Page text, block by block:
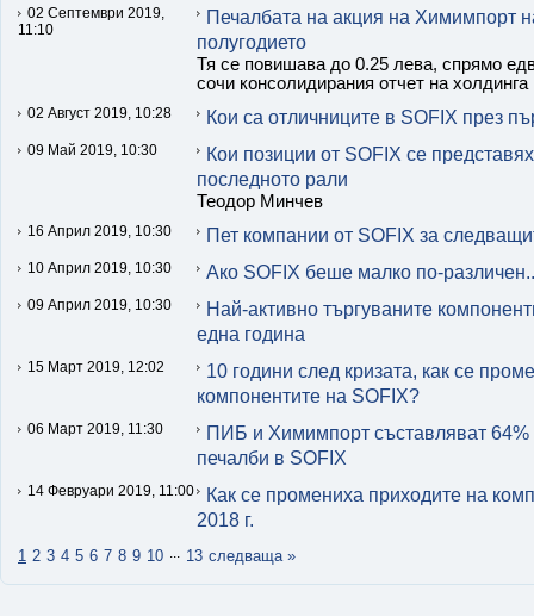
02 Септември 2019,
11:10
Печалбата на акция на Химимпорт
полугодието
Тя се повишава до 0.25 лева, спрямо
сочи консолидирания отчет на холдинга
02 Август 2019, 10:28 Кои са отличниците в SOFIX през
09 Май 2019, 10:30
Кои позиции от SOFIX се
последното рали
Теодор Минчев
16 Април 2019, 10:30 Пет компании от SOFIX за
10 Април 2019, 10:30 Ако SOFIX беше малко по-
09 Април 2019, 10:30
Най-активно търгуваните
една година
15 Март 2019, 12:02
10 години след кризата, как се
компонентите на SOFIX?
06 Март 2019, 11:30
ПИБ и Химимпорт съставляват 64%
печалби в SOFIX
14 Февруари 2019, 11:00
Как се промениха приходите на
2018 г.
1 2 3 4 5 6 7 8 9 10 ... 13 следваща »